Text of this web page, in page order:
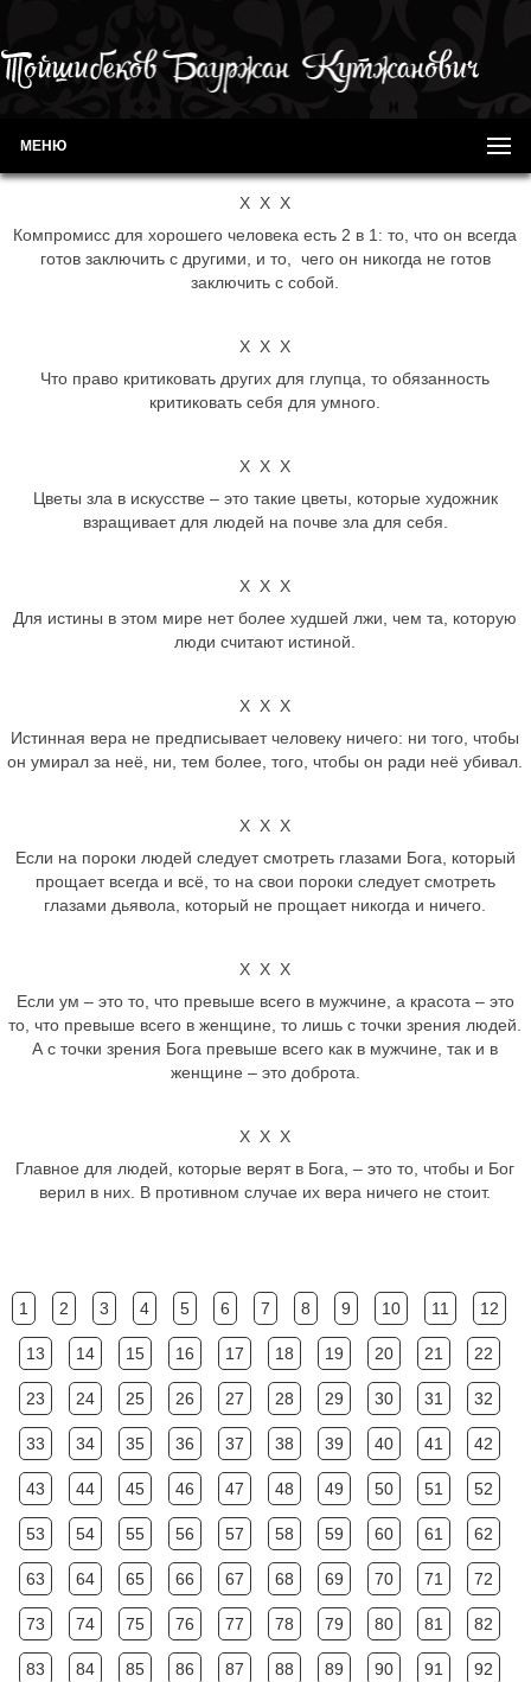
МЕНЮ
Х Х Х
Компромисс для хорошего человека есть 2 в 1: то, что он всегда
готов заключить с другими, и то, чего он никогда не готов
заключить с собой.
Х Х Х
Что право критиковать других для глупца, то обязанность
критиковать себя для умного.
Х Х Х
Цветы зла в искусстве – это такие цветы, которые художник
взращивает для людей на почве зла для себя.
Х Х Х
Для истины в этом мире нет более худшей лжи, чем та, которую
люди считают истиной.
Х Х Х
Истинная вера не предписывает человеку ничего: ни того, чтобы
он умирал за неё, ни, тем более, того, чтобы он ради неё убивал.
Х Х Х
Если на пороки людей следует смотреть глазами Бога, который
прощает всегда и всё, то на свои пороки следует смотреть
глазами дьявола, который не прощает никогда и ничего.
Х Х Х
Если ум – это то, что превыше всего в мужчине, а красота – это
то, что превыше всего в женщине, то лишь с точки зрения людей.
А с точки зрения Бога превыше всего как в мужчине, так и в
женщине – это доброта.
Х Х Х
Главное для людей, которые верят в Бога, – это то, чтобы и Бог
верил в них. В противном случае их вера ничего не стоит.
1 2 3 4 5 6 7 8 9 10 11 12
13 14 15 16 17 18 19 20 21 22
23 24 25 26 27 28 29 30 31 32
33 34 35 36 37 38 39 40 41 42
43 44 45 46 47 48 49 50 51 52
53 54 55 56 57 58 59 60 61 62
63 64 65 66 67 68 69 70 71 72
73 74 75 76 77 78 79 80 81 82
83 84 85 86 87 88 89 90 91 92